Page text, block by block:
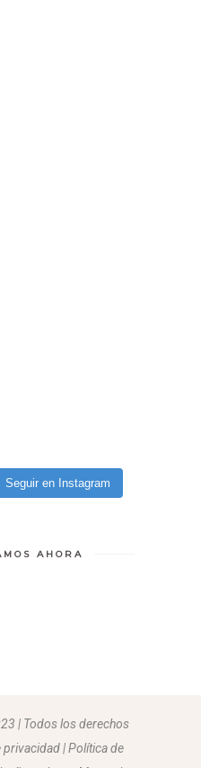
Seguir en Instagram
AHORA
| Todos los derechos
| Política de